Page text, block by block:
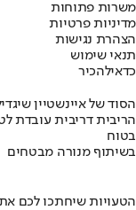
משרות פתוחות
מדיניות פרטיות
הצהרת נגישות
תנאי שימוש
כדאילהכיר
הסוד של איינשטיין
הריבית דריבית עובדת
בטוח
בשיתוף מנורה מבטחים
הטעויות שיחתכו לכם